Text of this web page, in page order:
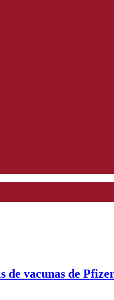
de vacunas de